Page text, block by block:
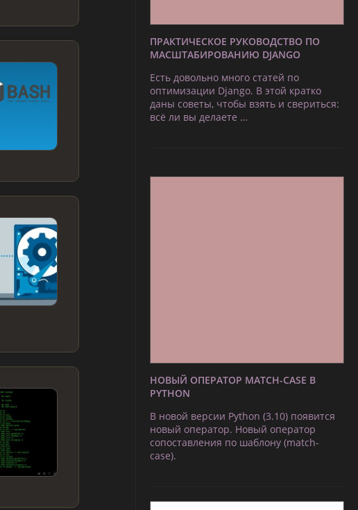
ПРАКТИЧЕСКОЕ РУКОВОДСТВО ПО
МАСШТАБИРОВАНИЮ DJANGO
Есть довольно много статей по
оптимизации Django. В этой кратко
даны советы, чтобы взять и свериться:
всё ли вы делаете …
НОВЫЙ ОПЕРАТОР MATCH-CASE В
PYTHON
В новой версии Python (3.10) появится
новый оператор. Новый оператор
сопоставления по шаблону (match-
case).